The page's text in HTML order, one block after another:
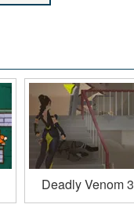
Deadly Venom 3